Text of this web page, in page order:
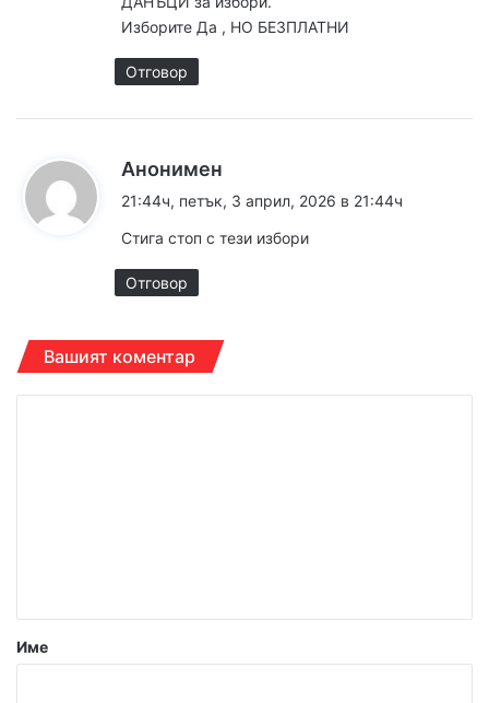
:
Изборите Да , НО БЕЗПЛАТНИ
Отговор
Анонимен
а
21:44ч, петък, 3 април, 2026 в 21:44ч
Стига стоп с тези избори
Отговор
Вашият коментар
р
Име